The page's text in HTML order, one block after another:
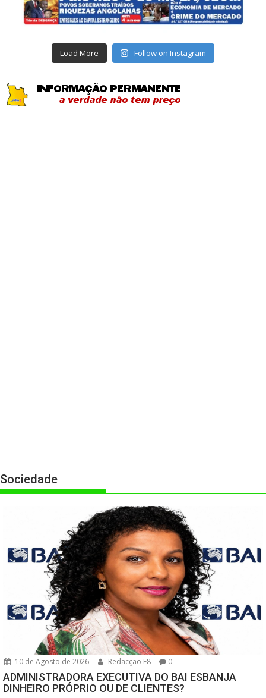
Load More Follow on Instagram
Sociedade
10 de Agosto de 2026 Redacção F8 0
ADMINISTRADORA EXECUTIVA DO BAI ESBANJA
DINHEIRO PRÓPRIO OU DE CLIENTES?